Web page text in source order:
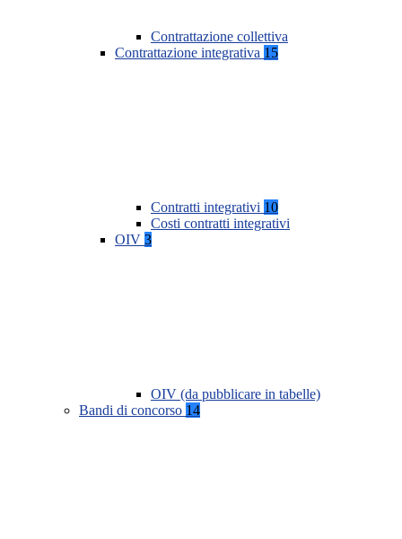
Contrattazione collettiva
Contrattazione integrativa 15
Contratti integrativi 10
Costi contratti integrativi
OIV 3
OIV (da pubblicare in tabelle)
Bandi di concorso 14